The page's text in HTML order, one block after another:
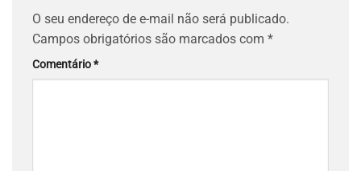
O seu endereço de e-mail não será publicado.
Campos obrigatórios são marcados com *
Comentário*